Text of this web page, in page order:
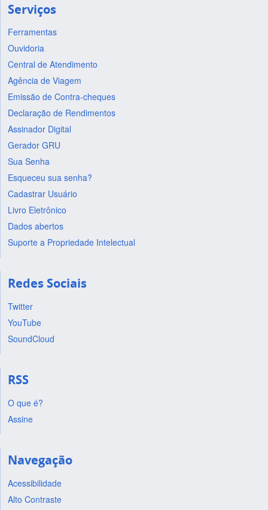
Serviços
Ferramentas
Ouvidoria
Central de Atendimento
Agência de Viagem
Emissão de Contra-cheques
Declaração de Rendimentos
Assinador Digital
Gerador GRU
Sua Senha
Esqueceu sua senha?
Cadastrar Usuário
Livro Eletrônico
Dados abertos
Suporte a Propriedade Intelectual
Redes Sociais
Twitter
YouTube
SoundCloud
RSS
O que é?
Assine
Navegação
Acessibilidade
Alto Contraste